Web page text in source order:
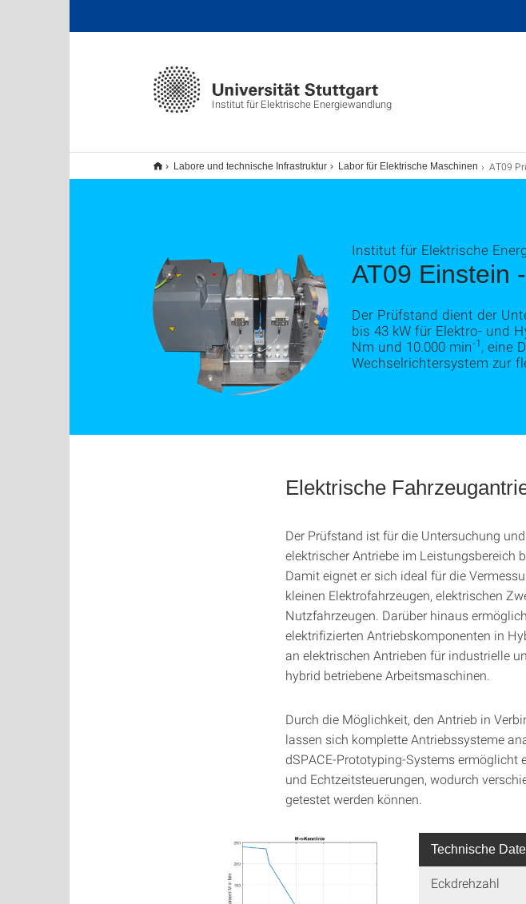
Institut für Elektrische Energiewandlung
Labore und technische Infrastruktur Labor für Elektrische Maschinen AT09 Prüfstand
AT09 Einstein
Institut für Elektrische
Der Prüfstand dient der
bis 43 kW für Elektro- und
Nm und 10.000 min-1, eine
Wechselrichtersystem zur
Elektrische
Der Prüfstand ist für die Untersuchung
elektrischer Antriebe im Leistungsbereich
Damit eignet er sich ideal für die
kleinen Elektrofahrzeugen, elektrischen
Nutzfahrzeugen. Darüber hinaus
elektrifizierten Antriebskomponenten in
an elektrischen Antrieben für industrielle
hybrid betriebene Arbeitsmaschinen.
Durch die Möglichkeit, den Antrieb in
lassen sich komplette Antriebssysteme
dSPACE-Prototyping-Systems ermöglicht
und Echtzeitsteuerungen, wodurch
getestet werden können.
Technische
Eckdrehzahl